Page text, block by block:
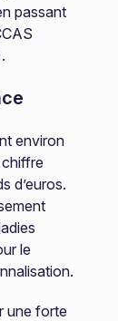
passant
environ
d’euros.
le
une forte